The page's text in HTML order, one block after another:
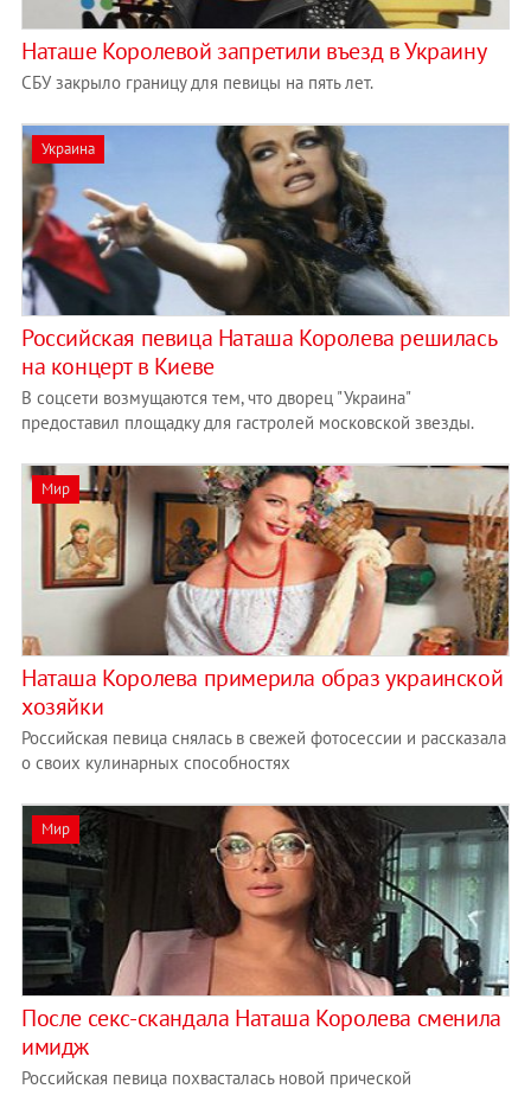
Наташе Королевой запретили въезд в Украину
СБУ закрыло границу для певицы на пять лет.
Украина
Российская певица Наташа Королева решилась
на концерт в Киеве
В соцсети возмущаются тем, что дворец "Украина"
предоставил площадку для гастролей московской звезды.
Мир
Наташа Королева примерила образ украинской
хозяйки
Российская певица снялась в свежей фотосессии и рассказала
о своих кулинарных способностях
Мир
После секс-скандала Наташа Королева сменила
имидж
Российская певица похвасталась новой прической